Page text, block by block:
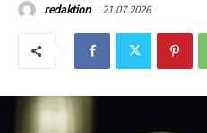
redaktion 21.07.2026